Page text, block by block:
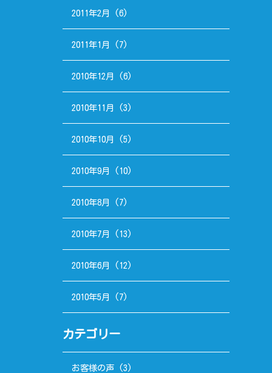
2011年2月 (6)
2011年1月 (7)
2010年12月 (6)
2010年11月 (3)
2010年10月 (5)
2010年9月 (10)
2010年8月 (7)
2010年7月 (13)
2010年6月 (12)
2010年5月 (7)
カテゴリー
お客様の声(3)